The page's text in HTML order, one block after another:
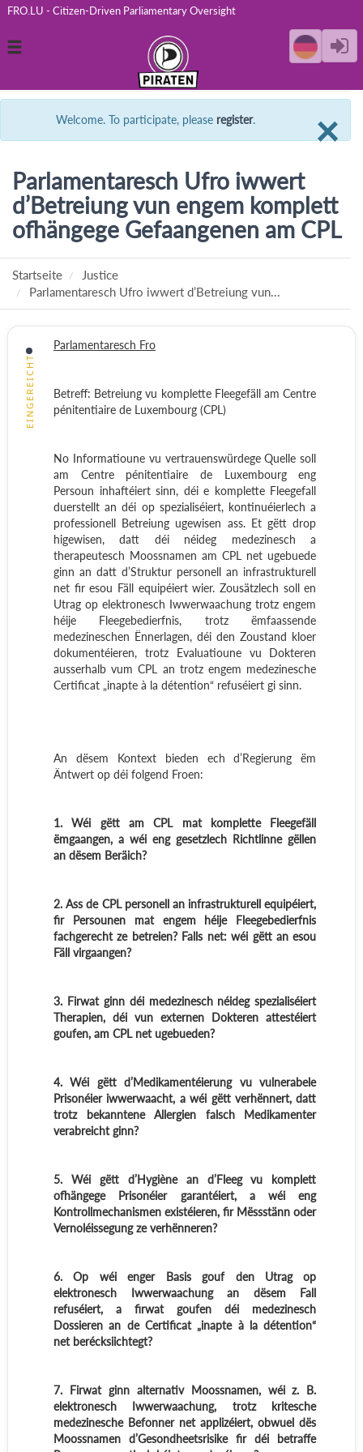
FRO.LU - Citizen-Driven Parliamentary Oversight
Toggle
×
Welcome. To participate, please register.
Parlamentaresch Ufro iwwert
d’Betreiung vun engem komplett
ofhängege Gefaangenen am CPL
Startseite
Justice
Parlamentaresch Ufro iwwert d’Betreiung vun...
EINGEREICHT
Parlamentaresch Fro
Betreff: Betreiung vu komplette Fleegefäll am Centre
pénitentiaire de Luxembourg (CPL)
No Informatioune vu vertrauenswürdege Quelle soll
am Centre pénitentiaire de Luxembourg eng
Persoun inhaftéiert sinn, déi e komplette Fleegefall
duerstellt an déi op spezialiséiert, kontinuéierlech a
professionell Betreiung ugewisen ass. Et gëtt drop
higewisen, datt déi néideg medezinesch a
therapeutesch Moossnamen am CPL net ugebuede
ginn an datt d’Struktur personell an infrastrukturell
net fir esou Fäll equipéiert wier. Zousätzlech soll en
Utrag op elektronesch Iwwerwaachung trotz engem
héije Fleegebedierfnis, trotz ëmfaassende
medezineschen Ënnerlagen, déi den Zoustand kloer
dokumentéieren, trotz Evaluatioune vu Dokteren
ausserhalb vum CPL an trotz engem medezinesche
Certificat „inapte à la détention“ refuséiert gi sinn.
An dësem Kontext bieden ech d’Regierung ëm
Äntwert op déi folgend Froen:
1. Wéi gëtt am CPL mat komplette Fleegefäll
ëmgaangen, a wéi eng gesetzlech Richtlinne gëllen
an dësem Beräich?
2. Ass de CPL personell an infrastrukturell equipéiert,
fir Persounen mat engem héije Fleegebedierfnis
fachgerecht ze betreien? Falls net: wéi gëtt an esou
Fäll virgaangen?
3. Firwat ginn déi medezinesch néideg spezialiséiert
Therapien, déi vun externen Dokteren attestéiert
goufen, am CPL net ugebueden?
4. Wéi gëtt d’Medikamentéierung vu vulnerabele
Prisonéier iwwerwaacht, a wéi gëtt verhënnert, datt
trotz bekanntene Allergien falsch Medikamenter
verabreicht ginn?
5. Wéi gëtt d’Hygiène an d’Fleeg vu komplett
ofhängege Prisonéier garantéiert, a wéi eng
Kontrollmechanismen existéieren, fir Mëssstänn oder
Vernoléissegung ze verhënneren?
6. Op wéi enger Basis gouf den Utrag op
elektronesch Iwwerwaachung an dësem Fall
refuséiert, a firwat goufen déi medezinesch
Dossieren an de Certificat „inapte à la détention“
net berécksiichtegt?
7. Firwat ginn alternativ Moossnamen, wéi z. B.
elektronesch Iwwerwaachung, trotz kritesche
medezinesche Befonner net applizéiert, obwuel dës
Moossnamen d’Gesondheetsrisike fir déi betraffe